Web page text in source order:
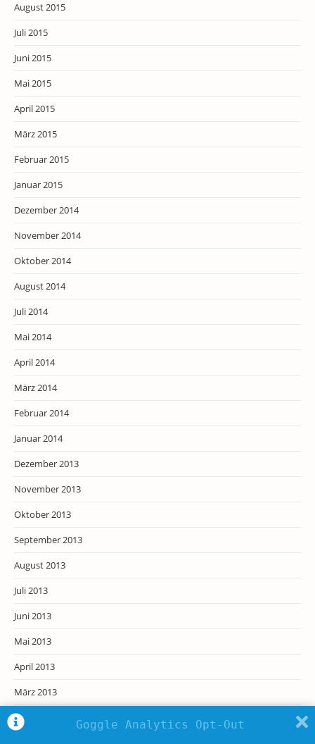
August 2015
Juli 2015
Juni 2015
Mai 2015
April 2015
März 2015
Februar 2015
Januar 2015
Dezember 2014
November 2014
Oktober 2014
August 2014
Juli 2014
Mai 2014
April 2014
März 2014
Februar 2014
Januar 2014
Dezember 2013
November 2013
Oktober 2013
September 2013
August 2013
Juli 2013
Juni 2013
Mai 2013
April 2013
März 2013
Februar 2013
Goggle Analytics Opt-Out